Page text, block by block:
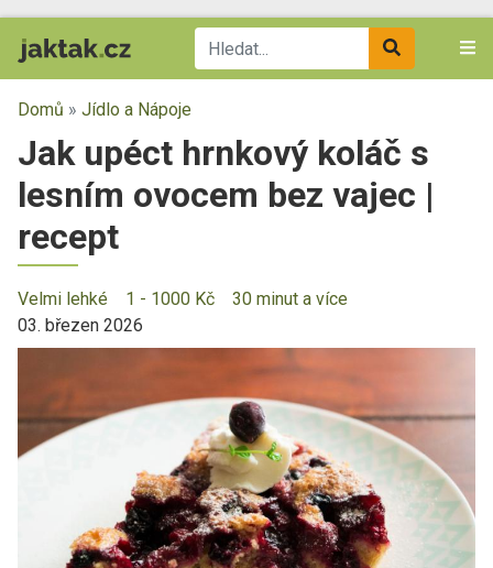
Domů » Jídlo a Nápoje
Jak upéct hrnkový koláč s
lesním ovocem bez vajec |
recept
Velmi lehké 1 - 1000 Kč
30 minut a více
03. březen 2026